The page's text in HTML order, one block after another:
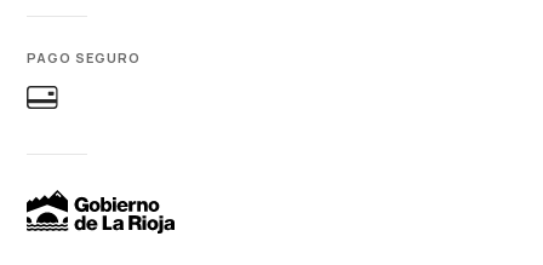
PAGO SEGURO